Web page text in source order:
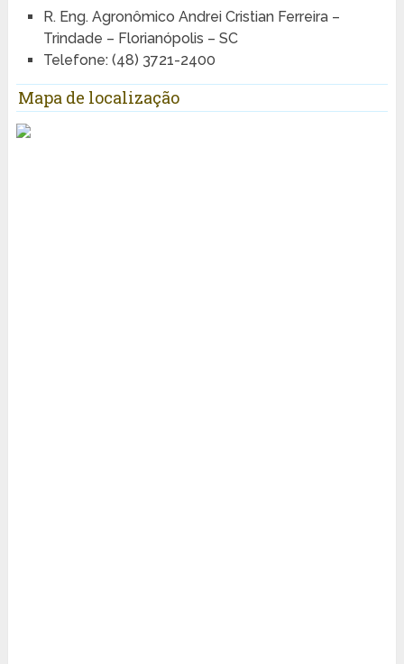
R. Eng. Agronômico Andrei Cristian Ferreira –
Trindade – Florianópolis – SC
Telefone: (48) 3721-2400
Mapa de localização